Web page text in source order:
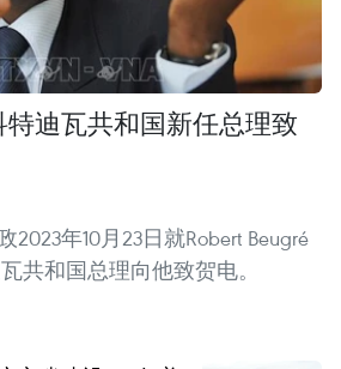
迪瓦共和国新任总理致
年10月23日就Robert Beugré
共和国总理向他致贺电。